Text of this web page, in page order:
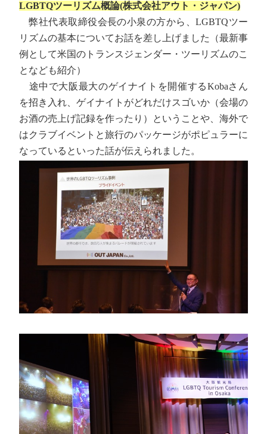
LGBTQツーリズム概論(株式会社アウト・ジャパン)
弊社代表取締役会長の小泉の方から、LGBTQツー
リズムの基本についてお話を差し上げました（最新事
例として米国のトランスジェンダー・ツーリズムのこ
となども紹介）
途中で大阪最大のゲイナイトを開催するKobaさん
を招き入れ、ゲイナイトがどれだけスゴいか（会場の
お酒の売上げ記録を作ったり）ということや、海外で
はクラブイベントと旅行のパッケージがポピュラーに
なっているといった話が伝えられました。